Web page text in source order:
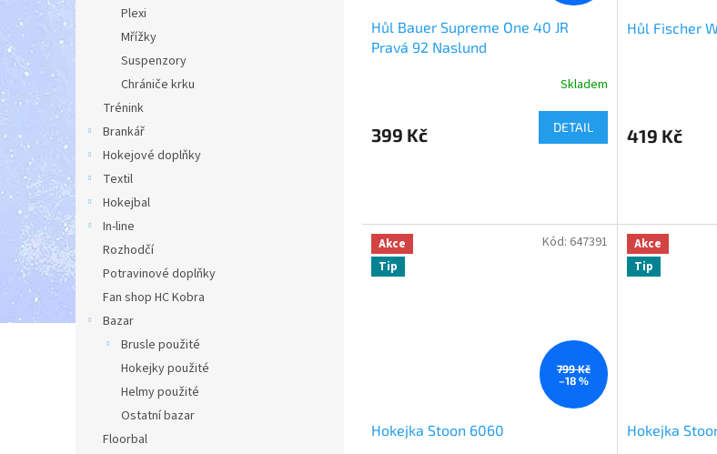
Plexi
Mřížky
Suspenzory
Chrániče krku
Trénink
Brankář
Hokejové doplňky
Textil
Hokejbal
In-line
Rozhodčí
Potravinové doplňky
Fan shop HC Kobra
Bazar
Brusle použité
Hokejky použité
Helmy použité
Ostatní bazar
Floorbal
Hůl Bauer Supreme One 40 JR
Pravá 92 Naslund
Skladem
399 Kč DETAIL
Hůl Fischer
419 Kč
Akce
Tip
799 Kč
–18 %
Hokejka Stoon 6060
Kód: 647391
Akce
Tip
Hokejka